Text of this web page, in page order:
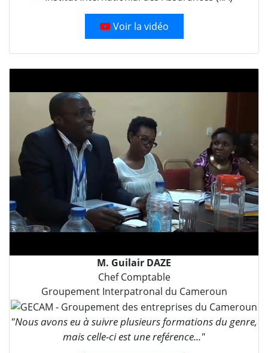
Voir la vidéo
M. Guilair DAZE
Chef Comptable
Groupement Interpatronal du Cameroun
"Nous avons eu à suivre plusieurs formations du genre,
mais celle-ci est une reférence..."